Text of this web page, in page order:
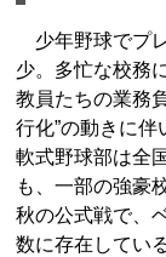
少年野球でプ
少。多忙な校務
教員たちの業務
行化”の動きに
軟式野球部は全
も、一部の強豪
秋の公式戦で、
数に存在してい